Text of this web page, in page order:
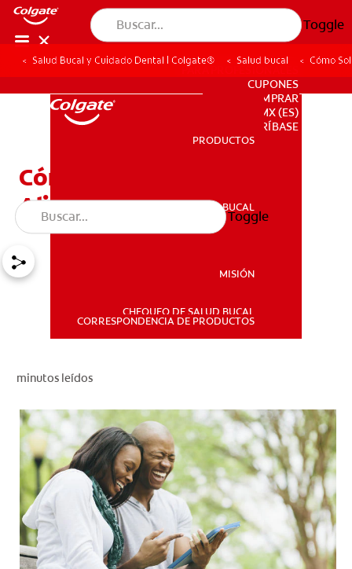
Toggle
PRODUCTOS
SALUD BUCAL
PARA PROFESIONALES
CUPONES
DONDE COMPRAR
MX (ES)
PARA PROFESIONALES
CUPONES
DONDE COMPRAR
MX (ES)
SUSCRÍBASE
PRODUCTOS
SALUD BUCAL
MISIÓN
CHEQUEO DE SALUD BUCAL
CORRESPONDENCIA DE PRODUCTOS
Toggle
Salud Bucal y Cuidado Dental | Colgate® Salud bucal Cómo
Cómo Solucionar El Mal
Aliento
minutos leídos